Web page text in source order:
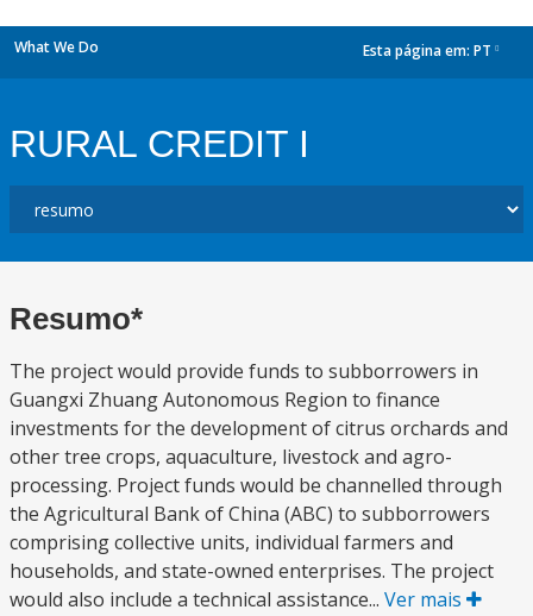
What We Do Esta página em: PT
RURAL CREDIT I
Resumo*
The project would provide funds to subborrowers in
Guangxi Zhuang Autonomous Region to finance
investments for the development of citrus orchards and
other tree crops, aquaculture, livestock and agro-
processing. Project funds would be channelled through
the Agricultural Bank of China (ABC) to subborrowers
comprising collective units, individual farmers and
households, and state-owned enterprises. The project
would also include a technical assistance... Ver mais